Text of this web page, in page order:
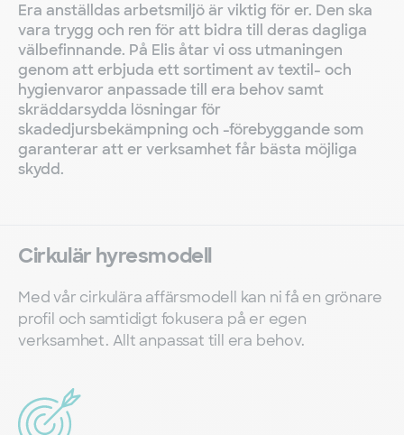
Era anställdas arbetsmiljö är viktig för er. Den ska
vara trygg och ren för att bidra till deras dagliga
välbefinnande. På Elis åtar vi oss utmaningen
genom att erbjuda ett sortiment av textil- och
hygienvaror anpassade till era behov samt
skräddarsydda lösningar för
skadedjursbekämpning och -förebyggande som
garanterar att er verksamhet får bästa möjliga
skydd.
Cirkulär hyresmodell
Med vår cirkulära affärsmodell kan ni få en grönare
profil och samtidigt fokusera på er egen
verksamhet. Allt anpassat till era behov.